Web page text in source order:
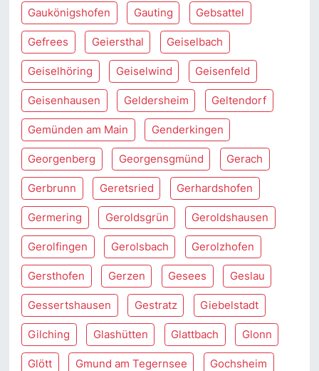
Gaukönigshofen Gauting Gebsattel
Gefrees Geiersthal Geiselbach
Geiselhöring Geiselwind Geisenfeld
Geisenhausen Geldersheim Geltendorf
Gemünden am Main Genderkingen
Georgenberg Georgensgmünd Gerach
Gerbrunn Geretsried Gerhardshofen
Germering Geroldsgrün Geroldshausen
Gerolfingen Gerolsbach Gerolzhofen
Gersthofen Gerzen Gesees Geslau
Gessertshausen Gestratz Giebelstadt
Gilching Glashütten Glattbach Glonn
Glött Gmund am Tegernsee Gochsheim